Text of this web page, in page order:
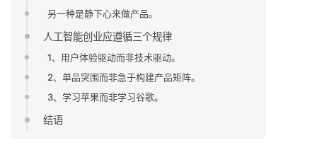
另一种是静下心来做产品。
人工智能创业应遵循三个规律
1、用户体验驱动而非技术驱动。
2、单品突围而非急于构建产品矩阵。
3、学习苹果而非学习谷歌。
结语